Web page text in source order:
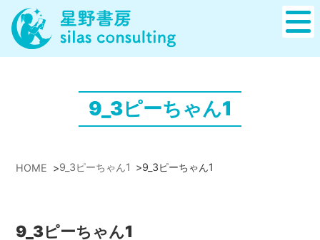
9_3ピーちゃん1
HOME >9_3ピーちゃん1 >9_3ピーちゃん1
9_3ピーちゃん1